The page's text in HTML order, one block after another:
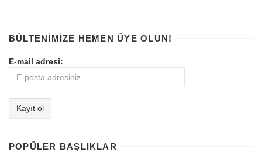
BÜLTENIMIZE HEMEN ÜYE OLUN!
E-mail adresi:
POPÜLER BAŞLIKLAR